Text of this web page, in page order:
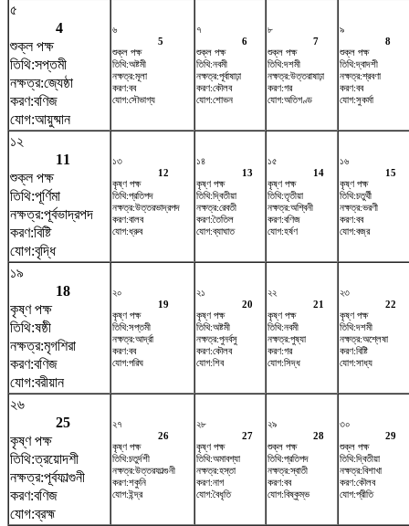
৫
4
শুক্ল পক্ষ
তিথি:সপ্তমী
নক্ষত্র:জ্যেষ্ঠা
করণ:বণিজ
যোগ:আয়ুষ্মান
৬
5
শুক্ল পক্ষ
তিথি:অষ্টমী
নক্ষত্র:মূলা
করণ:বব
যোগ:সৌভাগ্য
৭
6
শুক্ল পক্ষ
তিথি:নবমী
নক্ষত্র:পূর্বাষাঢ়া
করণ:কৌলব
যোগ:শোভন
৮
7
শুক্ল পক্ষ
তিথি:দশমী
নক্ষত্র:উত্তরাষাঢ়া
করণ:গর
যোগ:অতিগণ্ড
৯
8
শুক্ল পক্ষ
তিথি:দ্বাদশী
নক্ষত্র:শ্রবণা
করণ:বব
যোগ:সুকর্মা
১২
11
শুক্ল পক্ষ
তিথি:পূর্ণিমা
নক্ষত্র:পূর্বভাদ্রপদ
করণ:বিষ্টি
যোগ:বৃদ্ধি
১৩
12
কৃষ্ণ পক্ষ
তিথি:প্রতিপদ
নক্ষত্র:উত্তরভাদ্রপদ
করণ:বালব
যোগ:ধ্রুব
১৪
13
কৃষ্ণ পক্ষ
তিথি:দ্বিতীয়া
নক্ষত্র:রেবতী
করণ:তৈতিল
যোগ:ব্যাঘাত
১৫
14
কৃষ্ণ পক্ষ
তিথি:তৃতীয়া
নক্ষত্র:অশ্বিনী
করণ:বণিজ
যোগ:হর্ষণ
১৬
15
কৃষ্ণ পক্ষ
তিথি:চতুর্থী
নক্ষত্র:ভরণী
করণ:বব
যোগ:বজ্র
১৯
18
কৃষ্ণ পক্ষ
তিথি:ষষ্ঠী
নক্ষত্র:মৃগশিরা
করণ:বণিজ
যোগ:বরীয়ান
২০
19
কৃষ্ণ পক্ষ
তিথি:সপ্তমী
নক্ষত্র:আর্দ্রা
করণ:বব
যোগ:পরিঘ
২১
20
কৃষ্ণ পক্ষ
তিথি:অষ্টমী
নক্ষত্র:পুনর্বসু
করণ:কৌলব
যোগ:শিব
২২
21
কৃষ্ণ পক্ষ
তিথি:নবমী
নক্ষত্র:পুষ্যা
করণ:গর
যোগ:সিদ্ধ
২৩
22
কৃষ্ণ পক্ষ
তিথি:দশমী
নক্ষত্র:অশ্লেষা
করণ:বিষ্টি
যোগ:সাধ্য
২৬
25
কৃষ্ণ পক্ষ
তিথি:ত্রয়োদশী
নক্ষত্র:পূর্বফাল্গুনী
করণ:বণিজ
যোগ:ব্রহ্ম
২৭
26
কৃষ্ণ পক্ষ
তিথি:চতুর্দশী
নক্ষত্র:উত্তরফাল্গুনী
করণ:শকুনি
যোগ:ইন্দ্র
২৮
27
কৃষ্ণ পক্ষ
তিথি:অমাবশ্যা
নক্ষত্র:হস্তা
করণ:নাগ
যোগ:বৈধৃতি
২৯
28
শুক্ল পক্ষ
তিথি:প্রতিপদ
নক্ষত্র:স্বাতী
করণ:বব
যোগ:বিষ্কুম্ভ
৩০
29
শুক্ল পক্ষ
তিথি:দ্বিতীয়া
নক্ষত্র:বিশাখা
করণ:কৌলব
যোগ:প্রীতি